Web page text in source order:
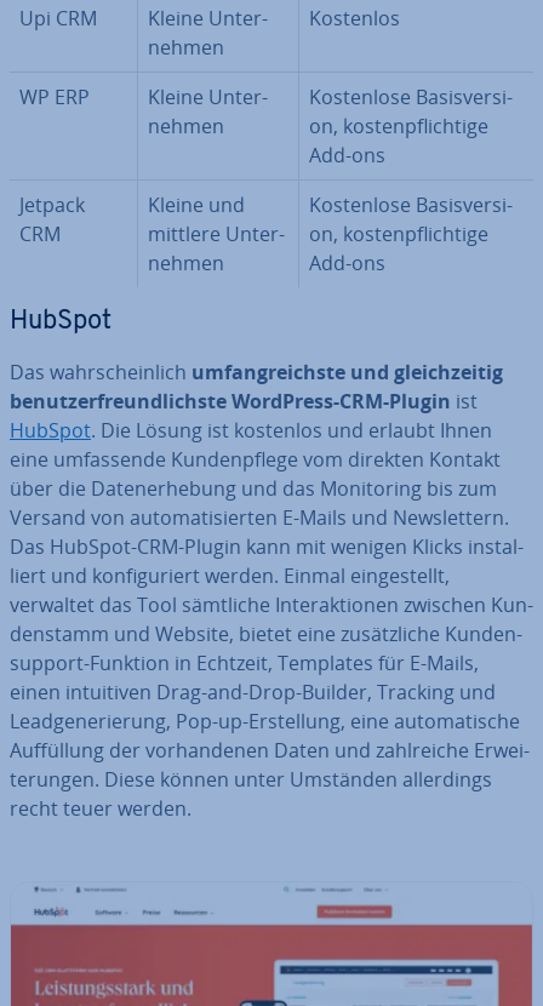
Upi CRM
Kleine Un­ter­
neh­men
Kostenlos
WP ERP
Kleine Un­ter­
neh­men
Kos­ten­lo­se Ba­sis­ver­si­
on, kos­ten­pflich­ti­ge
Add-ons
Jetpack
CRM
Kleine und
mittlere Un­ter­
neh­men
Kos­ten­lo­se Ba­sis­ver­si­
on, kos­ten­pflich­ti­ge
Add-ons
HubSpot
Das wahr­schein­lich um­fang­reichs­te und gleich­zei­tig
be­nut­zer­freund­lichs­te WordPress-CRM-Plugin ist
HubSpot. Die Lösung ist kostenlos und erlaubt Ihnen
eine um­fas­sen­de Kun­den­pfle­ge vom direkten Kontakt
über die Da­ten­er­he­bung und das Mo­ni­to­ring bis zum
Versand von au­to­ma­ti­sier­ten E-Mails und News­let­tern.
Das HubSpot-CRM-Plugin kann mit wenigen Klicks in­stal­
liert und kon­fi­gu­riert werden. Einmal ein­ge­stellt,
verwaltet das Tool sämtliche In­ter­ak­tio­nen zwischen Kun­
den­stamm und Website, bietet eine zu­sätz­li­che Kun­den­
sup­port-Funktion in Echtzeit, Templates für E-Mails,
einen in­tui­ti­ven Drag-and-Drop-Builder, Tracking und
Lead­ge­ne­rie­rung, Pop-up-Er­stel­lung, eine au­to­ma­ti­sche
Auf­fül­lung der vor­han­de­nen Daten und zahl­rei­che Er­wei­
te­run­gen. Diese können unter Umständen al­ler­dings
recht teuer werden.